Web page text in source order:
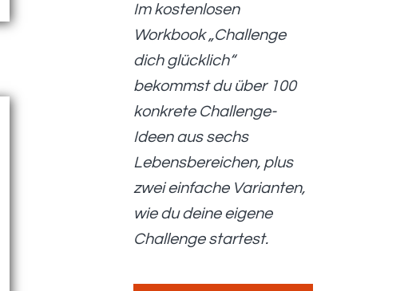
Im kostenlosen
Workbook „Challenge
dich glücklich“
bekommst du über 100
konkrete Challenge-
Ideen aus sechs
Lebensbereichen, plus
zwei einfache Varianten,
wie du deine eigene
Challenge startest.